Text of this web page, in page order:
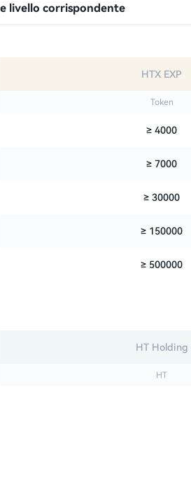
livello corrispondente
HTX EXP
Token
≥ 4000
≥ 7000
≥ 30000
≥ 150000
≥ 500000
HT Holding
HT